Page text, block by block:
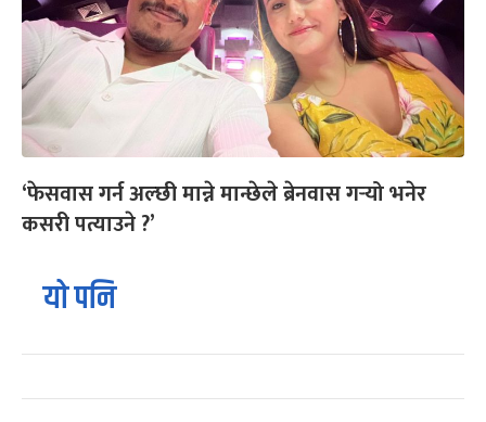
‘फेसवास गर्न अल्छी मान्ने मान्छेले ब्रेनवास गर्‍यो भनेर
कसरी पत्याउने ?’
यो पनि